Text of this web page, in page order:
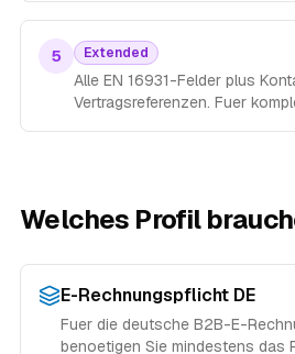
5 Extended
Alle EN 16931-Felder plus
Vertragsreferenzen. Fuer
Welches Profil
E-Rechnungspflicht DE
Fuer die deutsche B2B-E-
benoetigen Sie mindestens das